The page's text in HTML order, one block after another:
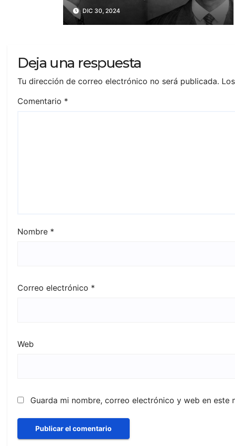
bebió sangre de sus
víctimas?
DIC 30, 2024
Deja una respuesta
Tu dirección de correo electrónico no será publicada.
Comentario *
Nombre *
Correo electrónico *
Web
Guarda mi nombre, correo electrónico y web en